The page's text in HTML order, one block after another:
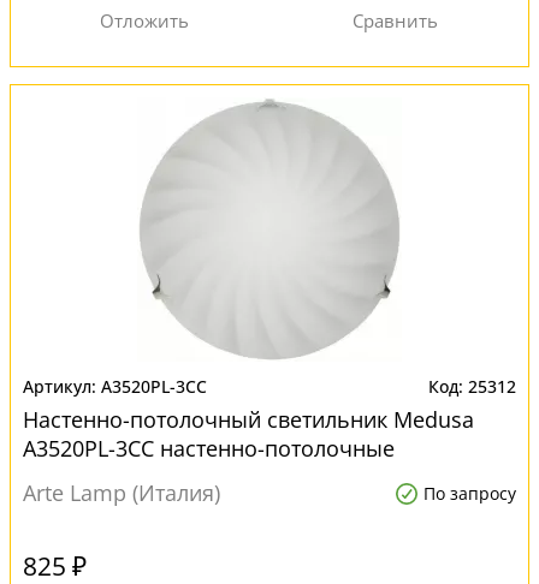
A3520PL-3CC 25312
Настенно-потолочный светильник Medusa
A3520PL-3CC настенно-потолочные
Arte Lamp (Италия)
По запросу
825 ₽